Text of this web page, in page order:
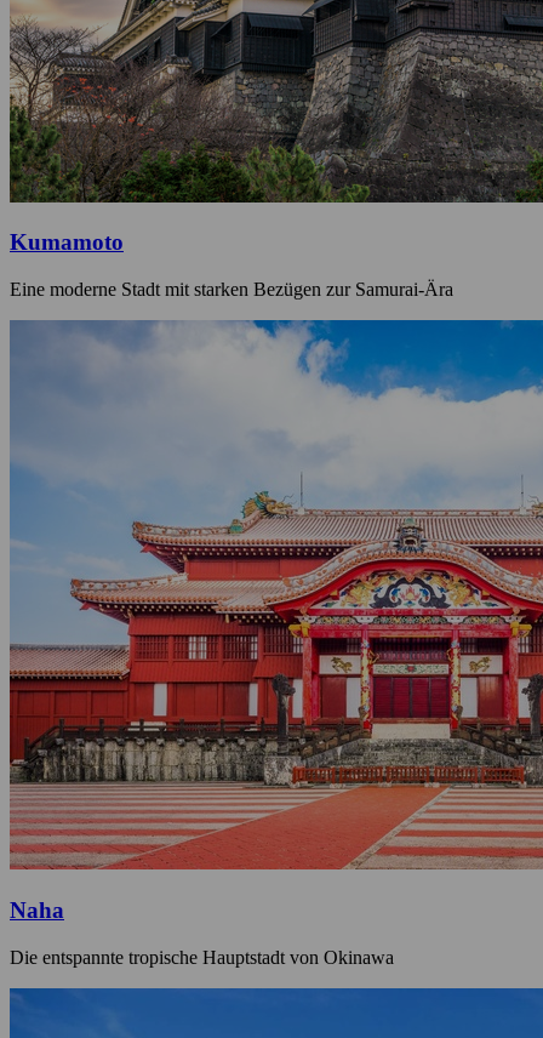
Kumamoto
Eine moderne Stadt mit starken Bezügen zur Samurai-Ära
Naha
Die entspannte tropische Hauptstadt von Okinawa